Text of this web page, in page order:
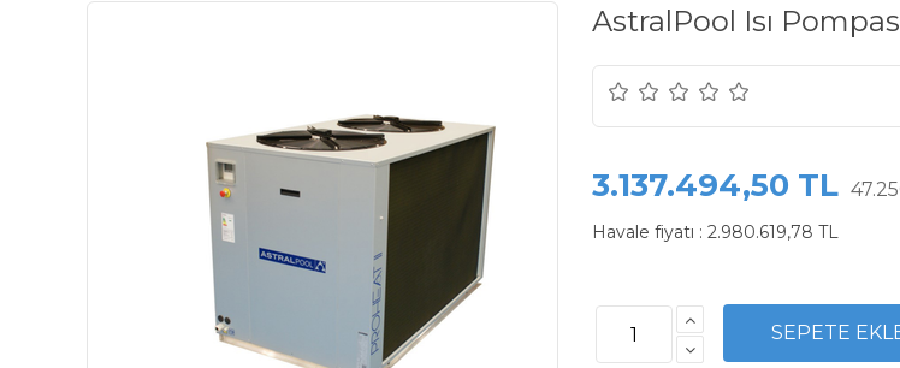
AstralPool Isı
3.137.494,50 TL
Havale fiyatı : 2.980.619,78 TL